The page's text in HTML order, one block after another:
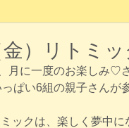
金）リトミ
月に一度のお楽しみ♡
ぱい6組の親子さんが
ックは、楽しく夢中に